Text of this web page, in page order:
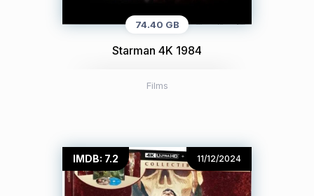
74.40 GB
Starman 4K 1984
Films
IMDB: 7.2 11/12/2024